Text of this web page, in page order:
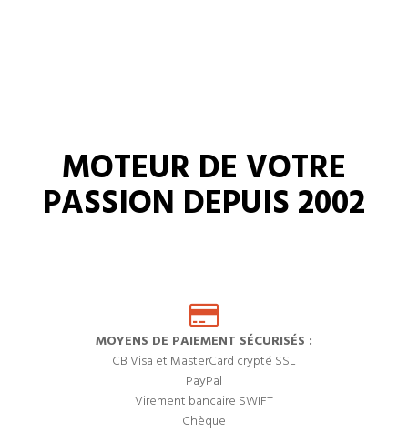
MOTEUR DE VOTRE
PASSION DEPUIS 2002
MOYENS DE PAIEMENT SÉCURISÉS :
CB Visa et MasterCard crypté SSL
PayPal
Virement bancaire SWIFT
Chèque